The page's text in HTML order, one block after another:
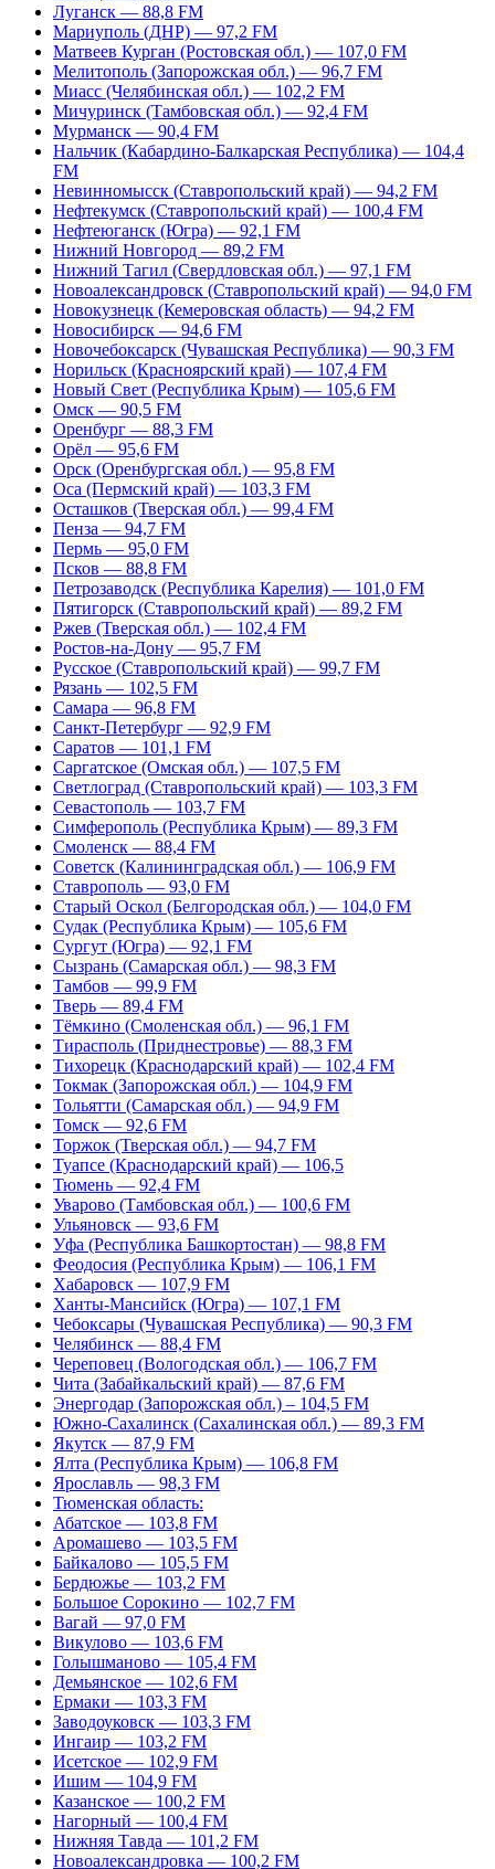
Луганск — 88,8 FM
Мариуполь (ДНР) — 97,2 FM
Матвеев Курган (Ростовская обл.) — 107,0 FM
Мелитополь (Запорожская обл.) — 96,7 FM
Миасс (Челябинская обл.) — 102,2 FM
Мичуринск (Тамбовская обл.) — 92,4 FM
Мурманск — 90,4 FM
Нальчик (Кабардино-Балкарская Республика) — 104,4
FM
Невинномысск (Ставропольский край) — 94,2 FM
Нефтекумск (Ставропольский край) — 100,4 FM
Нефтеюганск (Югра) — 92,1 FM
Нижний Новгород — 89,2 FM
Нижний Тагил (Свердловская обл.) — 97,1 FM
Новоалександровск (Ставропольский край) — 94,0 FM
Новокузнецк (Кемеровская область) — 94,2 FM
Новосибирск — 94,6 FM
Новочебоксарск (Чувашская Республика) — 90,3 FM
Норильск (Красноярский край) — 107,4 FM
Новый Свет (Республика Крым) — 105,6 FM
Омск — 90,5 FM
Оренбург — 88,3 FM
Орёл — 95,6 FM
Орск (Оренбургская обл.) — 95,8 FM
Оса (Пермский край) — 103,3 FM
Осташков (Тверская обл.) — 99,4 FM
Пенза — 94,7 FM
Пермь — 95,0 FM
Псков — 88,8 FM
Петрозаводск (Республика Карелия) — 101,0 FM
Пятигорск (Ставропольский край) — 89,2 FM
Ржев (Тверская обл.) — 102,4 FM
Ростов-на-Дону — 95,7 FM
Русское (Ставропольский край) — 99,7 FM
Рязань — 102,5 FM
Самара — 96,8 FM
Санкт-Петербург — 92,9 FM
Саратов — 101,1 FM
Саргатское (Омская обл.) — 107,5 FM
Светлоград (Ставропольский край) — 103,3 FM
Севастополь — 103,7 FM
Симферополь (Республика Крым) — 89,3 FM
Смоленск — 88,4 FM
Советск (Калининградская обл.) — 106,9 FM
Ставрополь — 93,0 FM
Старый Оскол (Белгородская обл.) — 104,0 FM
Судак (Республика Крым) — 105,6 FM
Сургут (Югра) — 92,1 FM
Сызрань (Самарская обл.) — 98,3 FM
Тамбов — 99,9 FM
Тверь — 89,4 FM
Тёмкино (Смоленская обл.) — 96,1 FM
Тирасполь (Приднестровье) — 88,3 FM
Тихорецк (Краснодарский край) — 102,4 FM
Токмак (Запорожская обл.) — 104,9 FM
Тольятти (Самарская обл.) — 94,9 FM
Томск — 92,6 FM
Торжок (Тверская обл.) — 94,7 FM
Туапсе (Краснодарский край) — 106,5
Тюмень — 92,4 FM
Уварово (Тамбовская обл.) — 100,6 FM
Ульяновск — 93,6 FM
Уфа (Республика Башкортостан) — 98,8 FM
Феодосия (Республика Крым) — 106,1 FM
Хабаровск — 107,9 FM
Ханты-Мансийск (Югра) — 107,1 FM
Чебоксары (Чувашская Республика) — 90,3 FM
Челябинск — 88,4 FM
Череповец (Вологодская обл.) — 106,7 FM
Чита (Забайкальский край) — 87,6 FM
Энергодар (Запорожская обл.) – 104,5 FM
Южно-Сахалинск (Сахалинская обл.) — 89,3 FM
Якутск — 87,9 FM
Ялта (Республика Крым) — 106,8 FM
Ярославль — 98,3 FM
Тюменская область:
Абатское — 103,8 FM
Аромашево — 103,5 FM
Байкалово — 105,5 FM
Бердюжье — 103,2 FM
Большое Сорокино — 102,7 FM
Вагай — 97,0 FM
Викулово — 103,6 FM
Голышманово — 105,4 FM
Демьянское — 102,6 FM
Ермаки — 103,3 FM
Заводоуковск — 103,3 FM
Ингаир — 103,2 FM
Исетское — 102,9 FM
Ишим — 104,9 FM
Казанское — 100,2 FM
Нагорный — 100,4 FM
Нижняя Тавда — 101,2 FM
Новоалександровка — 100,2 FM